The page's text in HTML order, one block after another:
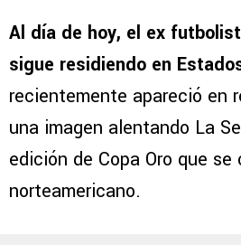
Al día de hoy, el ex
sigue residiendo en
recientemente apareció en
una imagen alentando La
edición de Copa Oro que
norteamericano.